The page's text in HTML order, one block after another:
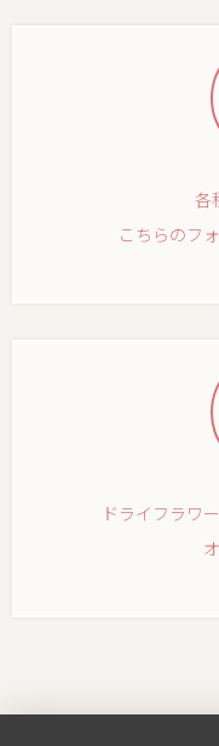
各
こちらのフ
ドライフラワ